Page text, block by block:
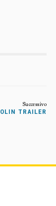
TRAILER